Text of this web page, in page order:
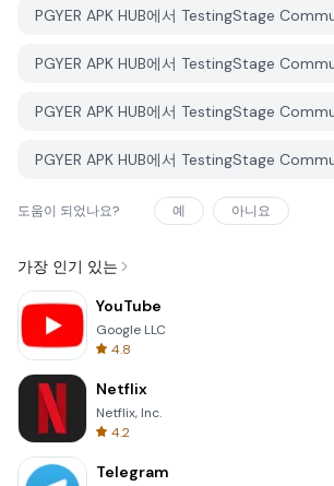
도움이 되었나요? 예 아니요
가장 인기 있는
YouTube
Google LLC
4.8
Netflix
Netflix, Inc.
4.2
Telegram